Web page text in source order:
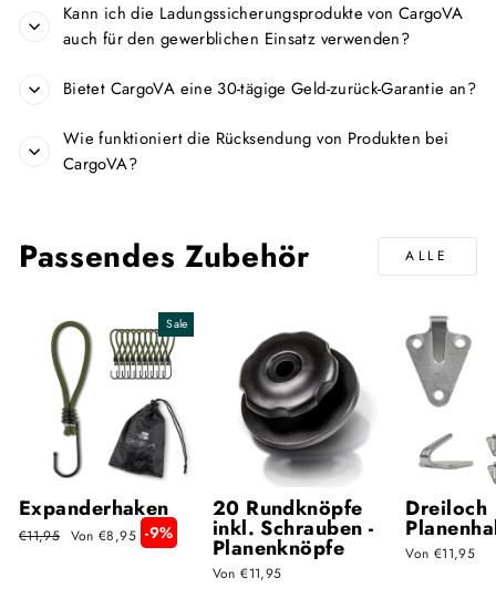
Kann ich die Ladungssicherungsprodukte von CargoVA
auch für den gewerblichen Einsatz verwenden?
Bietet CargoVA eine 30-tägige Geld-zurück-Garantie an?
Wie funktioniert die Rücksendung von Produkten bei
CargoVA?
Passendes Zubehör ALLE
Sale
Expanderhaken
Normaler
€11,95 Sonderpreis
Von €8,95 -9%
20 Rundknöpfe
inkl. Schrauben -
Planenknöpfe
Von €11,95
Dreiloch
Von €11,95